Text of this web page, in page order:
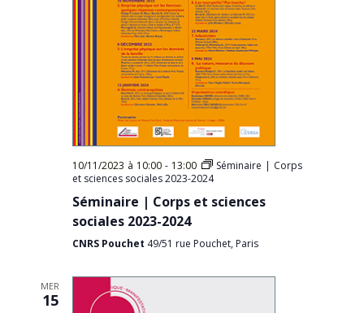
10/11/2023 à 10:00- 13:00
Séminaire | Corps
et sciences sociales 2023-2024
Séminaire | Corps et sciences
sociales 2023-2024
CNRS Pouchet 49/51 rue Pouchet, Paris
MER
15